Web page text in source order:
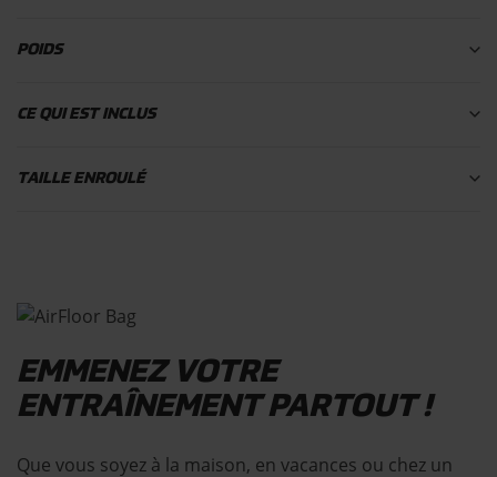
POIDS
CE QUI EST INCLUS
TAILLE ENROULÉ
EMMENEZ VOTRE
ENTRAÎNEMENT PARTOUT !
Que vous soyez à la maison, en vacances ou chez un